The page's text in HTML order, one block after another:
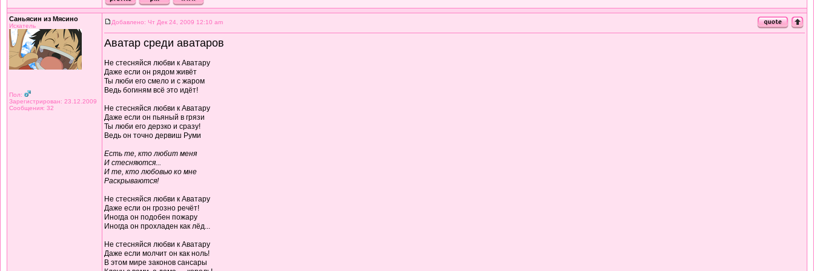
Саньясин из Мясино
Искатель
Пол:
Зарегистрирован: 23.12.2009
Сообщения: 32
Добавлено: Чт Дек 24, 2009 12:10 am
Аватар среди аватаров
Не стесняйся любви к Аватару
Даже если он рядом живёт
Ты люби его смело и с жаром
Ведь богиням всё это идёт!
Не стесняйся любви к Аватару
Даже если он пьяный в грязи
Ты люби его дерзко и сразу!
Ведь он точно дервиш Руми
Есть те, кто любит меня
И стесняются...
И те, кто любовью ко мне
Раскрываются!
Не стесняйся любви к Аватару
Даже если он грозно речёт!
Иногда он подобен пожару
Иногда он прохладен как лёд...
Не стесняйся любви к Аватару
Даже если молчит он как ноль!
В этом мире законов сансары